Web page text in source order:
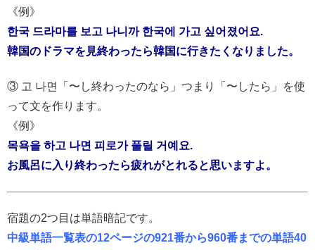
《例》
한국 드라마를 보고 나니까 한국에 가고 싶어졌어요.
韓国のドラマを見終わったら韓国に行きたくなりました。
③ 고 나면「〜し終わったのなら」つまり「〜したら」を使
って文を作ります。
《例》
목욕을 하고 나면 피로가 풀릴 거예요.
お風呂に入り終わったら疲れがとれると思いますよ。
宿題の2つ目は単語暗記です。
中級単語一覧表の12ページの921番から960番までの単語40